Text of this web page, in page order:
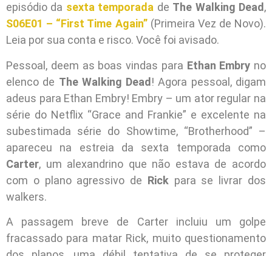
episódio da sexta temporada de The Walking Dead,
S06E01 – “First Time Again”(Primeira Vez de Novo).
Leia por sua conta e risco. Você foi avisado.
Pessoal, deem as boas vindas para Ethan Embry no
elenco de The Walking Dead! Agora pessoal, digam
adeus para Ethan Embry! Embry – um ator regular na
série do Netflix “Grace and Frankie” e excelente na
subestimada série do Showtime, “Brotherhood” –
apareceu na estreia da sexta temporada como
Carter, um alexandrino que não estava de acordo
com o plano agressivo de Rick para se livrar dos
walkers.
A passagem breve de Carter incluiu um golpe
fracassado para matar Rick, muito questionamento